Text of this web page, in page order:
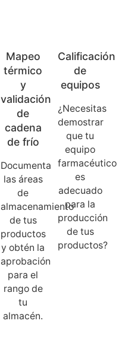
Mapeo
térmico
y
validación
de
cadena
de frío
Documenta
las áreas
de
almacenamiento
de tus
productos
y obtén la
aprobación
para el
rango de
tu
almacén.
Calificación
de
equipos
¿Necesitas
demostrar
que tu
equipo
farmacéutico
es
adecuado
para la
producción
de tus
productos?